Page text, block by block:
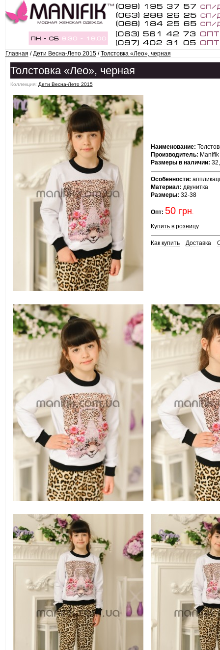
Главная /Дети Весна-Лето 2015/Толстовка «Лео», черная
Толстовка «Лео», черная
Коллекция: Дети Весна-Лето 2015ˑ
Наименование:
Производитель: Manifik
Размеры в наличии:
Особенности:
Материал: двунитка
Размеры: 32-38
Опт: 50 грн.
Купить в розницу
Как купить Доставка